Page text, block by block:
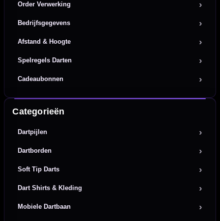
Order Verwerking
Bedrijfsgegevens
Afstand & Hoogte
Spelregels Darten
Cadeaubonnen
Categorieën
Dartpijlen
Dartborden
Soft Tip Darts
Dart Shirts & Kleding
Mobiele Dartbaan